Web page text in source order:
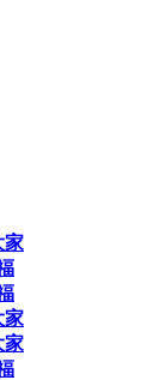
家
家
家